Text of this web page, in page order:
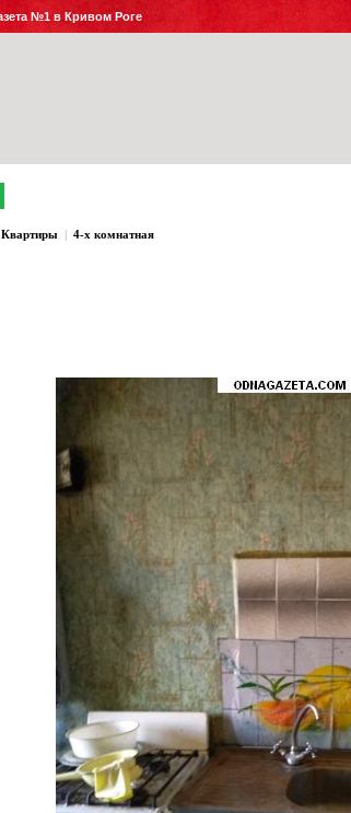
№1 в Кривом Роге
Квартиры | 4-х комнатная